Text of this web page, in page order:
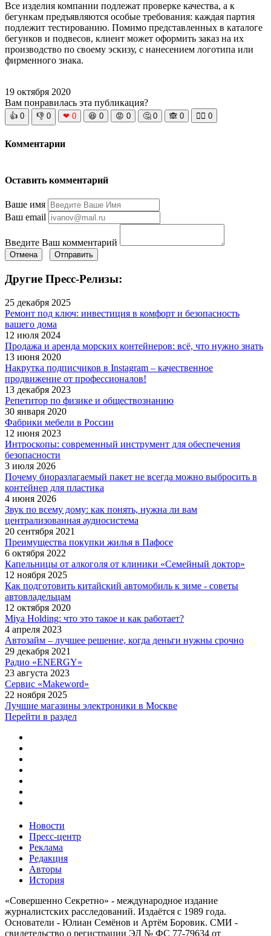
Все изделия компании подлежат проверке качества, а к
бегункам предъявляются особые требования: каждая партия
подлежит тестированию. Помимо представленных в каталоге
бегунков и подвесов, клиент может оформить заказ на их
производство по своему эскизу, с нанесением логотипа или
фирменного знака.
19 октября 2020
Вам понравилась эта публикация?
👍 0 👎 0 ❤ 0 😆 0 😡 0 🤔 0 🙈 0 🧘‍♀️ 0
Комментарии
Оставить комментарий
Ваше имя
Ваш email
Введите Ваш комментарий
Отмена Отправить
Другие Пресс-Релизы:
25 декабря 2025
Ремонт под ключ: инвестиция в комфорт и безопасность
вашего дома
12 июля 2024
Продажа и аренда морских контейнеров: всё, что нужно знать
13 июня 2020
Накрутка подписчиков в Instagram – качественное
продвижение от профессионалов!
13 декабря 2023
Репетитор по физике и обществознанию
30 января 2020
Фабрики мебели в России
12 июня 2023
Интроскопы: современный инструмент для обеспечения
безопасности
3 июля 2026
Почему биоразлагаемый пакет не всегда можно выбросить в
контейнер для пластика
4 июня 2026
Звук по всему дому: как понять, нужна ли вам
централизованная аудиосистема
20 сентября 2021
Преимущества покупки жилья в Пафосе
6 октября 2022
Капельницы от алкоголя от клиники «Семейный доктор»
12 ноября 2025
Как подготовить китайский автомобиль к зиме - советы
автовладельцам
12 октября 2020
Miya Holding: что это такое и как работает?
4 апреля 2023
Автозайм – лучшее решение, когда деньги нужны срочно
29 декабря 2021
Радио «ENERGY»
23 августа 2023
Сервис «Makeword»
22 ноября 2025
Лучшие магазины электроники в Москве
Перейти в раздел
Новости
Пресс-центр
Реклама
Редакция
Авторы
История
«Совершенно Секретно» - международное издание
журналистских расследований. Издаётся с 1989 года.
Основатели - Юлиан Семёнов и Артём Боровик. CМИ -
свидетельство о регистрации ЭЛ № ФС 77-79634 от